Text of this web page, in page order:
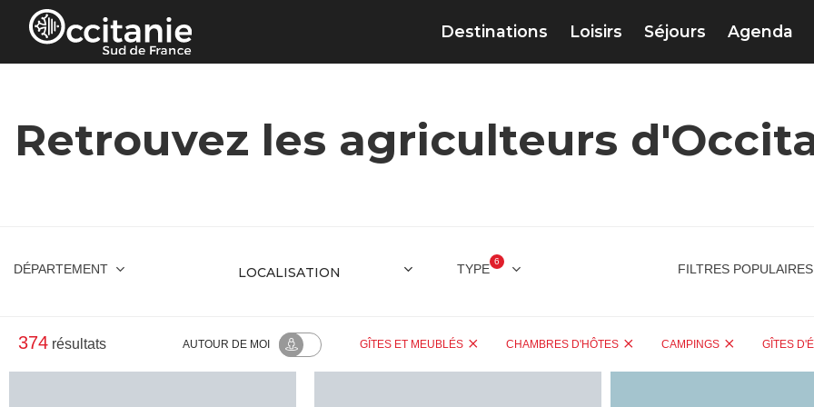
Panneau de gestion des cookies
Destinations Loisirs Séjours Agenda
Retrouvez les agriculteurs
DÉPARTEMENT TYPE
6
FILTRES POPULAIRES
374 résultats AUTOUR DE MOI GÎTES ET MEUBLÉS CHAMBRES D'HÔTES CAMPINGS GÎTES